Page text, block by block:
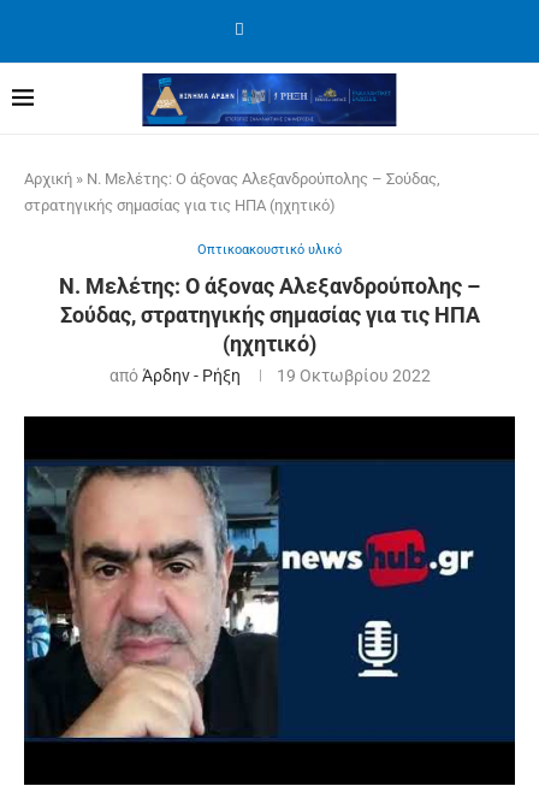
Αρχική » Ν. Μελέτης: O άξονας Αλεξανδρούπολης – Σούδας,
στρατηγικής σημασίας για τις ΗΠΑ (ηχητικό)
Οπτικοακουστικό υλικό
Ν. Μελέτης: O άξονας Αλεξανδρούπολης –
Σούδας, στρατηγικής σημασίας για τις ΗΠΑ
(ηχητικό)
απόΆρδην - Ρήξη 19 Οκτωβρίου 2022